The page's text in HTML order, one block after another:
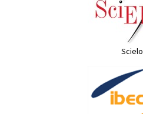
Scielo